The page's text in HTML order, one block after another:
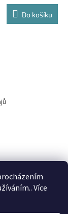
Více
Do košíku